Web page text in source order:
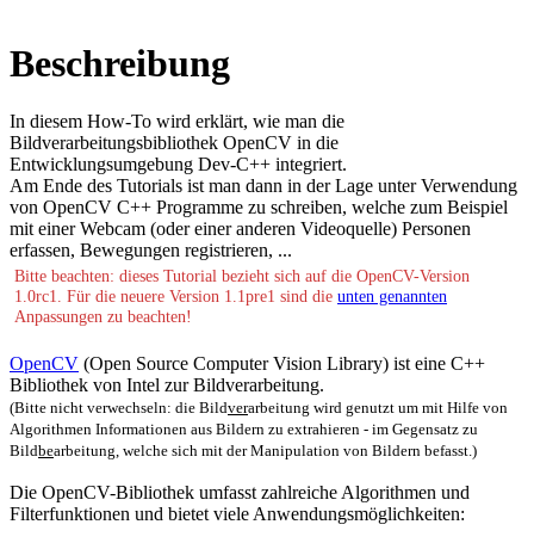
Beschreibung
In diesem How-To wird erklärt, wie man die
Bildverarbeitungsbibliothek OpenCV in die
Entwicklungsumgebung Dev-C++ integriert.
Am Ende des Tutorials ist man dann in der Lage unter Verwendung
von OpenCV C++ Programme zu schreiben, welche zum Beispiel
mit einer Webcam (oder einer anderen Videoquelle) Personen
erfassen, Bewegungen registrieren, ...
Bitte beachten: dieses Tutorial bezieht sich auf die OpenCV-Version
1.0rc1. Für die neuere Version 1.1pre1 sind die unten genannten
Anpassungen zu beachten!
OpenCV (Open Source Computer Vision Library) ist eine C++
Bibliothek von Intel zur Bildverarbeitung.
(Bitte nicht verwechseln: die Bildverarbeitung wird genutzt um mit Hilfe von
Algorithmen Informationen aus Bildern zu extrahieren - im Gegensatz zu
Bildbearbeitung, welche sich mit der Manipulation von Bildern befasst.)
Die OpenCV-Bibliothek umfasst zahlreiche Algorithmen und
Filterfunktionen und bietet viele Anwendungsmöglichkeiten: